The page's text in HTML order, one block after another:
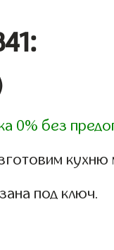
0% без
кухню
под ключ.